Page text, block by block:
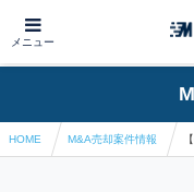
メニュー
HOME M&A売却案件情報